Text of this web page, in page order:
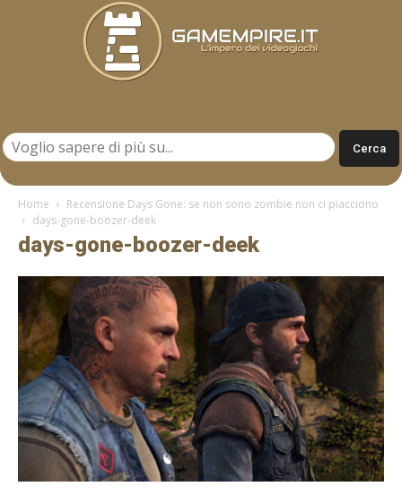
Home
Recensione Days Gone: se non sono zombie non ci piacciono
days-gone-boozer-deek
days-gone-boozer-deek